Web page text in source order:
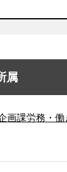
属
画課労務・